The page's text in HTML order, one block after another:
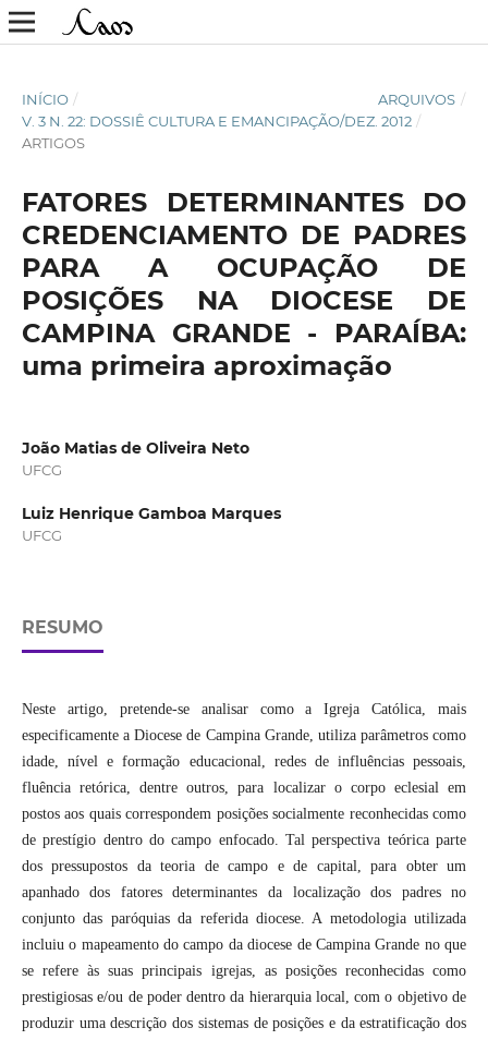
INÍCIO / ARQUIVOS /
V. 3 N. 22: DOSSIÊ CULTURA E EMANCIPAÇÃO/DEZ. 2012 /
ARTIGOS
FATORES DETERMINANTES DO
CREDENCIAMENTO DE PADRES
PARA A OCUPAÇÃO DE
POSIÇÕES NA DIOCESE DE
CAMPINA GRANDE - PARAÍBA:
uma primeira aproximação
João Matias de Oliveira Neto
UFCG
Luiz Henrique Gamboa Marques
UFCG
RESUMO
Neste artigo, pretende-se analisar como a Igreja Católica, mais
especificamente a Diocese de Campina Grande, utiliza parâmetros como
idade, nível e formação educacional, redes de influências pessoais,
fluência retórica, dentre outros, para localizar o corpo eclesial em
postos aos quais correspondem posições socialmente reconhecidas como
de prestígio dentro do campo enfocado. Tal perspectiva teórica parte
dos pressupostos da teoria de campo e de capital, para obter um
apanhado dos fatores determinantes da localização dos padres no
conjunto das paróquias da referida diocese. A metodologia utilizada
incluiu o mapeamento do campo da diocese de Campina Grande no que
se refere às suas principais igrejas, as posições reconhecidas como
prestigiosas e/ou de poder dentro da hierarquia local, com o objetivo de
produzir uma descrição dos sistemas de posições e da estratificação dos